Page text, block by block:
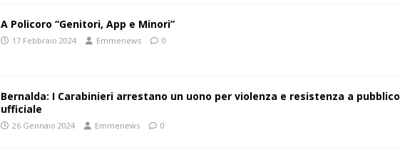
A Policoro “Genitori, App e Minori”
17 Febbraio 2024 Emmenews 0
Bernalda: I Carabinieri arrestano un uono per violenza e resistenza a pubblico
ufficiale
26 Gennaio 2024 Emmenews 0